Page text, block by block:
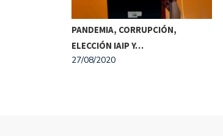
PANDEMIA, CORRUPCIÓN,
ELECCIÓN IAIP Y…
27/08/2020